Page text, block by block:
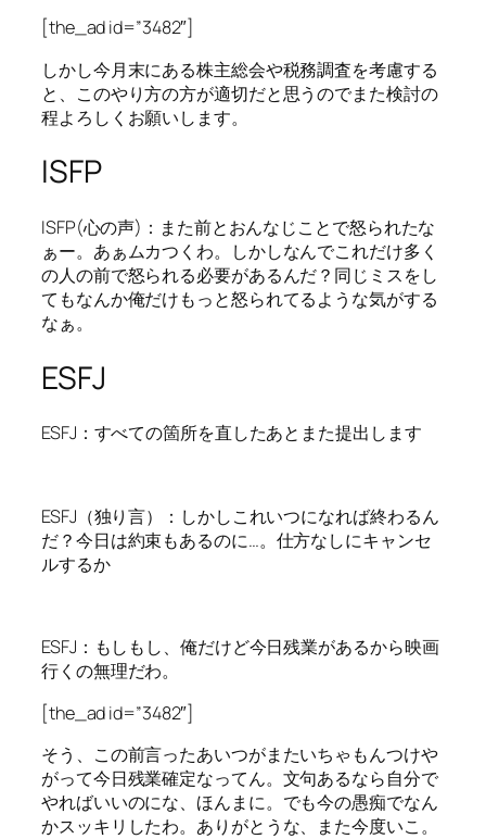
[the_ad id=”3482″]
しかし今月末にある株主総会や税務調査を考慮する
と、このやり方の方が適切だと思うのでまた検討の
程よろしくお願いします。
ISFP
ISFP(心の声)：また前とおんなじことで怒られたな
ぁー。あぁムカつくわ。しかしなんでこれだけ多く
の人の前で怒られる必要があるんだ？同じミスをし
てもなんか俺だけもっと怒られてるような気がする
なぁ。
ESFJ
ESFJ：すべての箇所を直したあとまた提出します
ESFJ（独り言）：しかしこれいつになれば終わるん
だ？今日は約束もあるのに…。仕方なしにキャンセ
ルするか
ESFJ：もしもし、俺だけど今日残業があるから映画
行くの無理だわ。
[the_ad id=”3482″]
そう、この前言ったあいつがまたいちゃもんつけや
がって今日残業確定なってん。文句あるなら自分で
やればいいのにな、ほんまに。でも今の愚痴でなん
かスッキリしたわ。ありがとうな、また今度いこ。